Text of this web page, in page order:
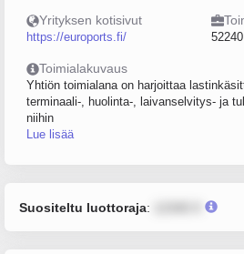
Yrityksen kotisivut
https://euroports.fi/
Toimialakuvaus
Yhtiön toimialana on harjoittaa
terminaali-, huolinta-, laivanselvitys- ja
niihin
Lue lisää
Suositeltu luottoraja: